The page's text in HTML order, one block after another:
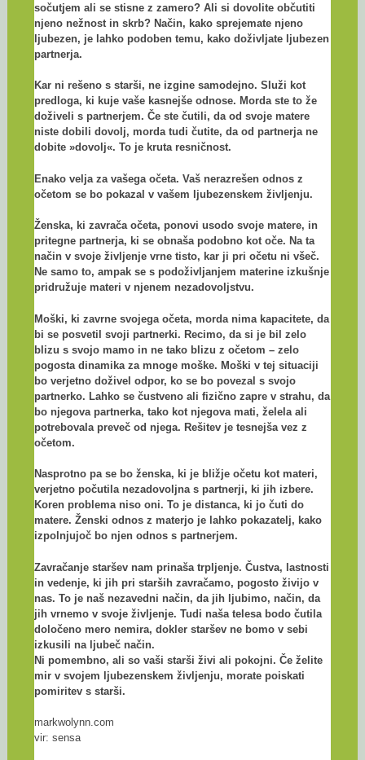
sočutjem ali se stisne z zamero? Ali si dovolite občutiti
njeno nežnost in skrb? Način, kako sprejemate njeno
ljubezen, je lahko podoben temu, kako doživljate ljubezen
partnerja.
Kar ni rešeno s starši, ne izgine samodejno. Služi kot
predloga, ki kuje vaše kasnejše odnose. Morda ste to že
doživeli s partnerjem. Če ste čutili, da od svoje matere
niste dobili dovolj, morda tudi čutite, da od partnerja ne
dobite »dovolj«. To je kruta resničnost.
Enako velja za vašega očeta. Vaš nerazrešen odnos z
očetom se bo pokazal v vašem ljubezenskem življenju.
Ženska, ki zavrača očeta, ponovi usodo svoje matere, in
pritegne partnerja, ki se obnaša podobno kot oče. Na ta
način v svoje življenje vrne tisto, kar ji pri očetu ni všeč.
Ne samo to, ampak se s podoživljanjem materine izkušnje
pridružuje materi v njenem nezadovoljstvu.
Moški, ki zavrne svojega očeta, morda nima kapacitete, da
bi se posvetil svoji partnerki. Recimo, da si je bil zelo
blizu s svojo mamo in ne tako blizu z očetom – zelo
pogosta dinamika za mnoge moške. Moški v tej situaciji
bo verjetno doživel odpor, ko se bo povezal s svojo
partnerko. Lahko se čustveno ali fizično zapre v strahu, da
bo njegova partnerka, tako kot njegova mati, želela ali
potrebovala preveč od njega. Rešitev je tesnejša vez z
očetom.
Nasprotno pa se bo ženska, ki je bližje očetu kot materi,
verjetno počutila nezadovoljna s partnerji, ki jih izbere.
Koren problema niso oni. To je distanca, ki jo čuti do
matere. Ženski odnos z materjo je lahko pokazatelj, kako
izpolnjujoč bo njen odnos s partnerjem.
Zavračanje staršev nam prinaša trpljenje. Čustva, lastnosti
in vedenje, ki jih pri starših zavračamo, pogosto živijo v
nas. To je naš nezavedni način, da jih ljubimo, način, da
jih vrnemo v svoje življenje. Tudi naša telesa bodo čutila
določeno mero nemira, dokler staršev ne bomo v sebi
izkusili na ljubeč način.
Ni pomembno, ali so vaši starši živi ali pokojni. Če želite
mir v svojem ljubezenskem življenju, morate poiskati
pomiritev s starši.
markwolynn.com
vir: sensa